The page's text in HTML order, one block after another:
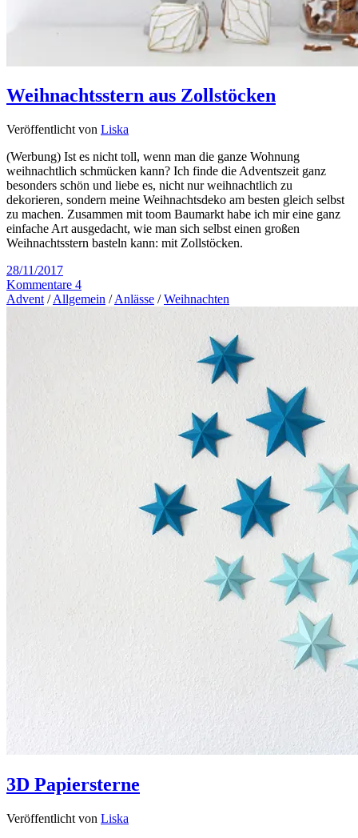
Weihnachtsstern aus Zollstöcken
Veröffentlicht von Liska
(Werbung) Ist es nicht toll, wenn man die ganze Wohnung
weihnachtlich schmücken kann? Ich finde die Adventszeit ganz
besonders schön und liebe es, nicht nur weihnachtlich zu
dekorieren, sondern meine Weihnachtsdeko am besten gleich selbst
zu machen. Zusammen mit toom Baumarkt habe ich mir eine ganz
einfache Art ausgedacht, wie man sich selbst einen großen
Weihnachtsstern basteln kann: mit Zollstöcken.
28/11/2017
Kommentare 4
Advent /Allgemein /Anlässe /Weihnachten
3D Papiersterne
Veröffentlicht von Liska